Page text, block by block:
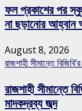
ফল প্রকাশের পর
না ছড়ানোর আহ্বান
August 8, 2026
রাজশাহী সীমান্তে
রাজশাহী সীমান্তে
মাদকদ্রব্য জব্দ